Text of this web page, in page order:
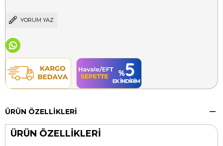
YORUM YAZ
ÜRÜN ÖZELLIKLERI
ÜRÜN ÖZELLİKLERİ